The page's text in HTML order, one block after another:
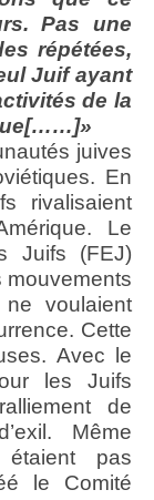
Pas une
répétées,
Juif ayant
de la
juives
En
rivalisaient
Le
Juifs (FEJ)
mouvements
voulaient
Cette
Avec le
les Juifs
de
Même
étaient pas
le Comité